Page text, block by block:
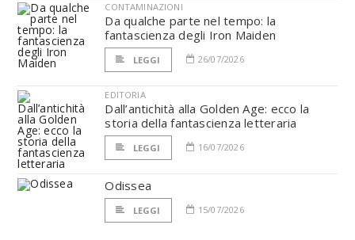
CONTAMINAZIONI
Da qualche parte nel tempo: la
fantascienza degli Iron Maiden
LEGGI 26/07/2026
EDITORIA
Dall’antichità alla Golden Age: ecco la
storia della fantascienza letteraria
LEGGI 16/07/2026
Odissea
LEGGI 15/07/2026